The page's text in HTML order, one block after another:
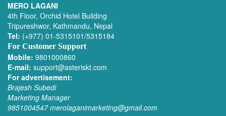
MERO LAGANI
4th Floor, Orchid Hotel Building
Tripureshwor, Kathmandu, Nepal
Tel: (+977) 01-5315101/5315184
For Customer Support
Mobile: 9801000860
E-mail: support@asteriskt.com
For advertisement:
Brajesh Subedi
Marketing Manager
9851004547 merolaganimarketing@gmail.com